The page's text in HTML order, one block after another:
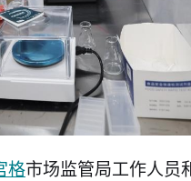
格市场监管局工作人员